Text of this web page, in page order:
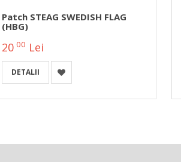
Patch STEAG SWEDISH FLAG
(HBG)
2000 Lei
DETALII